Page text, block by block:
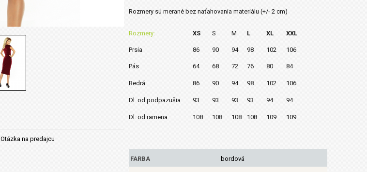
Otázka na predajcu
Rozmery sú merané bez naťahovania materiálu (+/- 2 cm)
Rozmery: XS S M L XL XXL
Prsia 86 90 94 98 102 106
Pás 64 68 72 76 80 84
Bedrá 86 90 94 98 102 106
Dl. od podpazušia 93 93 93 93 94 94
Dl. od ramena 108 108 108 108 109 109
FARBA bordová